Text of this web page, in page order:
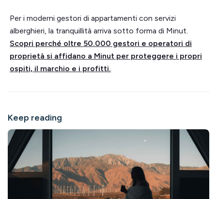
Per i moderni gestori di appartamenti con servizi
alberghieri, la tranquillità arriva sotto forma di Minut.
Scopri perché oltre 50.000 gestori e operatori di
proprietà si affidano a Minut per proteggere i propri
ospiti, il marchio e i profitti.
Keep reading